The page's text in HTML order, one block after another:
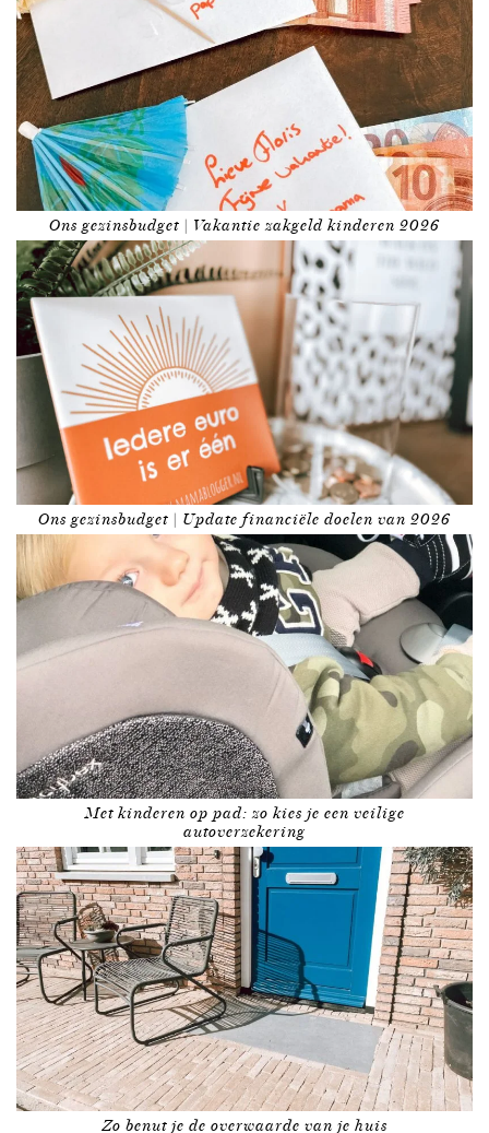
Ons gezinsbudget | Vakantie zakgeld kinderen 2026
Ons gezinsbudget | Update financiële doelen van 2026
Met kinderen op pad: zo kies je een veilige
autoverzekering
Zo benut je de overwaarde van je huis